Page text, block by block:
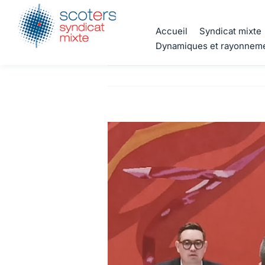
Passer
contenu
Accueil
Syndicat mixte
Dynamiques et
Voir
l'image
agrandie